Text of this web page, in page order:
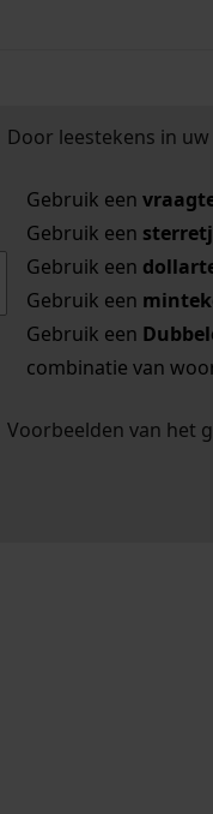
Door leestekens in
Gebruik een
Gebruik een
Gebruik een
Gebruik een
Gebruik een
combinatie van
Voorbeelden van het